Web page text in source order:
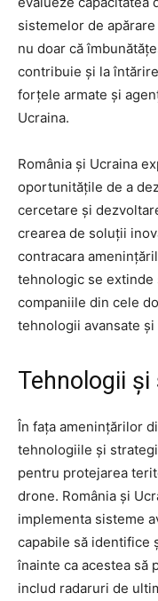
sistemelor de
nu doar că
contribuie și la
forțele armate și
Ucraina.
România și Ucraina
oportunitățile de a
cercetare și
crearea de soluții
contracara
tehnologic se extinde
companiile din cele
tehnologii avansate
Tehnologii
În fața amenințărilor
tehnologiile și
pentru protejarea
drone. România și
implementa sisteme
capabile să identifice
înainte ca acestea să
includ radaruri de